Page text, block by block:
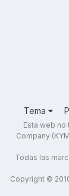
Tema
Esta web no
Company
Todas las
Copyright ©